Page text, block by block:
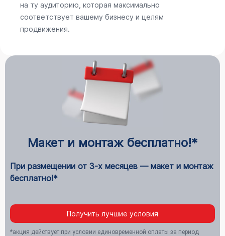
на ту аудиторию, которая максимально
соответствует вашему бизнесу и целям
продвижения.
Макет и монтаж бесплатно!*
При размещении от 3-х месяцев — макет и монтаж
бесплатно!*
Получить лучшие условия
*акция действует при условии единовременной оплаты за период